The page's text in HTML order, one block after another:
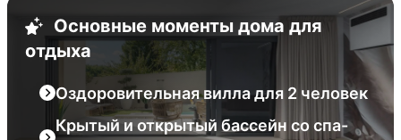
Основные моменты дома для
отдыха
Оздоровительная вилла для 2 человек
Крытый и открытый бассейн со спа-